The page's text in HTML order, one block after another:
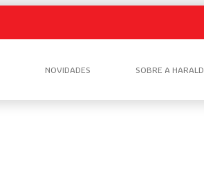
NOVIDADES SOBRE A HARALD